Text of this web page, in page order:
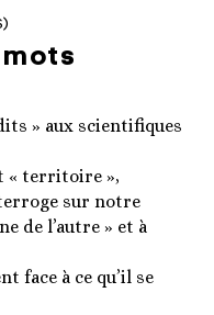
» aux scientifiques
« territoire »,
sur notre
de l’autre » et à
face à ce qu’il se